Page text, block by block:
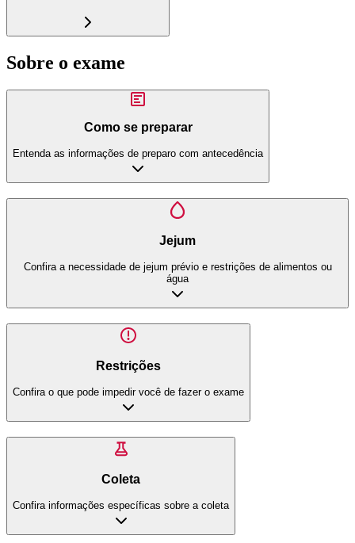
Sobre o exame
Como se preparar
Entenda as informações de preparo com antecedência
Jejum
Confira a necessidade de jejum prévio e restrições de alimentos ou
água
Restrições
Confira o que pode impedir você de fazer o exame
Coleta
Confira informações específicas sobre a coleta